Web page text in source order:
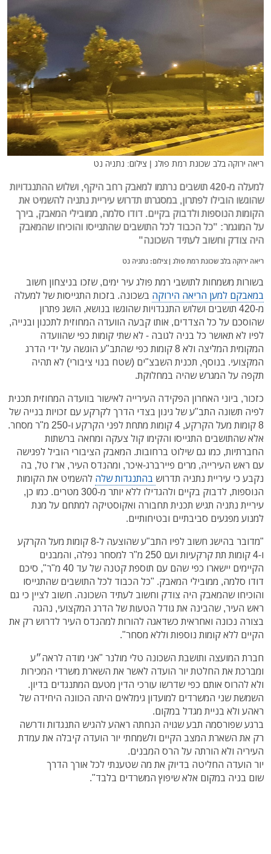
ריאה ירוקה בלב שכונת רמת פולג | צילום: נתניה נט
למעלה מ-420 תושבים נרתמו למאבק רחב היקף, ושלוש ההתנגדויות
שהוגשו הובילו לפתרון, במסגרתו תדרוש עיריית נתניה להשמיט את
הקומות הנוספות ולדבוק בקיים. דודו סלמה, ממובילי המאבק, בירך
על המוגמר: "כל הכבוד לכל התושבים שהתגייסו והוכיחו שהמאבק
היה צודק וחשוב לעתיד השכונה"
ריאה ירוקה בלב שכונת רמת פולג | צילום: נתניה נט
בשורות משמחות לתושבי רמת פולג עיר ימים, שזכו בניצחון חשוב
במאבקם למען הריאה הירוקה בשכונה. בזכות התגייסות של למעלה
מ-420 תושבים ושלוש התנגדויות שהוגשו בנושא, הושג פתרון
שהוסכם על כל הצדדים, אותו קבעה הוועדה המחוזית לתכנון ובנייה,
לפיו לא תאושר כל בניה לגובה - לא שתי קומות כפי שהוועדה
המקומית המליצה ולא 8 קומות כפי שהתב"ע הוגשה על ידי הדרג
המקצועי. בנוסף, תכנית השבצ"ים (שטח בנוי ציבורי) לא תהיה
תקפה על המגרש שהיה במחלוקת.
כזכור, ביוני האחרון הפקידה העירייה לאישור בוועדה המחוזית תכנית
לפיה תשונה התב"ע של גינון בצדי הדרך לקרקע עם זכויות בנייה של
8 קומות מעל הקרקע, 4 קומות מתחת לפני הקרקע ו-250 מ"ר מסחר.
אלא שהתושבים התגייסו והקימו קול צעקה ומחאה ברשתות
החברתיות, כמו גם שילוט ברחובות. המאבק הציבורי הוביל לפגישה
עם ראש העירייה, מרים פיירברג-איכר, ומהנדס העיר, ארז טל, בה
נקבע כי עיריית נתניה תדרוש בהתנגדות שלה להשמיט את הקומות
הנוספות, לדבוק בקיים ולהגדילו ללא יותר מ-300 מטרים. כמו כן,
עיריית נתניה תגיש תכנית תחבורה ואקוסטיקה למתחם על מנת
למנוע מפגעים סביבתיים ובטיחותיים.
"מדובר בהישג חשוב לפיו התב"ע שהוצעה ל-8 קומות מעל הקרקע
ו-4 קומות תת קרקעיות ועם 250 מ"ר למסחר נפלה, והמבנים
הקיימים יישארו כפי שהם עם תוספת קטנה של עד 40 מ"ר", סיכם
דודו סלמה, ממובילי המאבק. "כל הכבוד לכל התושבים שהתגייסו
והוכיחו שהמאבק היה צודק וחשוב לעתיד השכונה. חשוב לציין כי גם
ראש העיר, שהבינה את גודל הטעות של הדרג המקצועי, נהגה
בצורה נכונה ואחראית כשדאגה להורות למהנדס העיר לדרוש רק את
הקיים ללא קומות נוספות וללא מסחר".
חברת המועצה ותושבת השכונה טלי מולנר "אני מודה לראה״ע
ומברכת את החלטת יור הועדה לאשר את השארת משרדי המכירות
ולא להרוס אותם כפי שדרשו עורכי הדין מטעם המתנגדים בדיון.
השמשת שני המשרדים למועדון גימלאים היתה הכוונה היחידה של
ראהע ולא בניית מגדל במקום.
ברגע שפורסמה תבע שגויה הנחתה ראהע להגיש התנגדות ודרשה
רק את השארת המצב הקיים ולשמחתי יור הועדה קיבלה את עמדת
העיריה ולא הורתה על הרס המבנים.
יור הועדה החליטה בדיוק את מה שטענתי לכל אורך הדרך
שום בניה במקום אלא שיפוץ המשרדים בלבד".